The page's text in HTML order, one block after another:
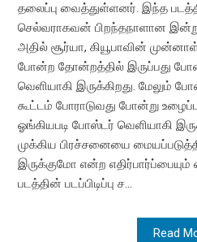
தலைப்பு வைத்துள்ளனர். இந்த
செல்வராகவன் பிறந்தநாளான இன்று
அதில் சூர்யா, கியூபாவின்
போன்ற தோன்றத்தில் இருப்பது
வெளியாகி இருக்கிறது. மேலும்
கூட்டம் போராடுவது போன்று
ஓங்கியபடி போஸ்டர் வெளியாகி
முக்கிய பிரச்சனையை
இருக்குமோ என்ற எதிர்பார்ப்பையும்
படத்தின் படப்பிடிப்பு ச...
Read